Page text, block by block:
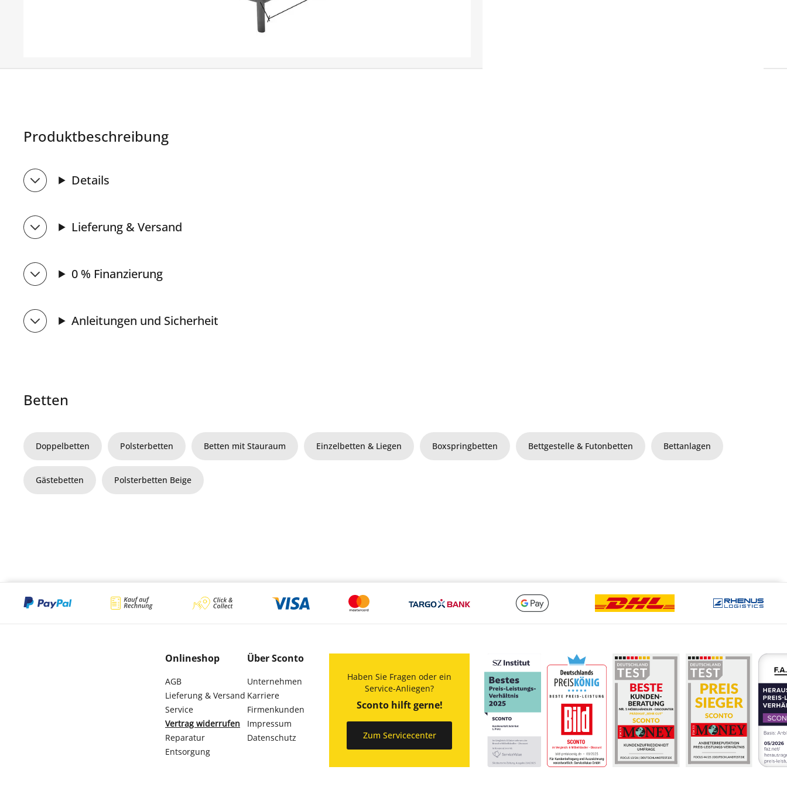
Produktbeschreibung
Details
Lieferung & Versand
0 % Finanzierung
Anleitungen und Sicherheit
Betten
Doppelbetten Polsterbetten Betten mit Stauraum Einzelbetten & Liegen Boxspringbetten Bettgestelle & Futonbetten Bettanlagen
Gästebetten Polsterbetten Beige
Onlineshop
AGB
Lieferung & Versand
Service
Vertrag widerrufen
Reparatur
Entsorgung
Über Sconto
Unternehmen
Karriere
Firmenkunden
Impressum
Datenschutz
Haben Sie Fragen oder ein
Service-Anliegen?
Sconto hilft gerne!
Zum Servicecenter